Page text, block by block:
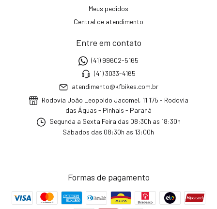
Meus pedidos
Central de atendimento
Entre em contato
(41) 99602-5165
(41) 3033-4165
atendimento@kfbikes.com.br
Rodovia João Leopoldo Jacomel, 11.175 - Rodovia
das Águas - Pinhais - Paraná
Segunda a Sexta Feira das 08:30h as 18:30h
Sábados das 08:30h as 13:00h
Formas de pagamento